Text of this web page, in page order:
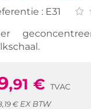
: E31
,91 € TVAC
€ EX BTW